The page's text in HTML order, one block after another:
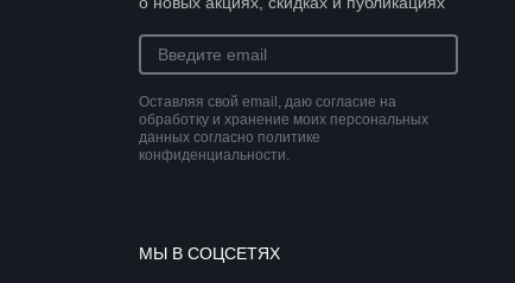
Оставляя свой email, даю согласие на
обработку и хранение моих персональных
данных согласно политике
конфиденциальности.
МЫ В СОЦСЕТЯХ